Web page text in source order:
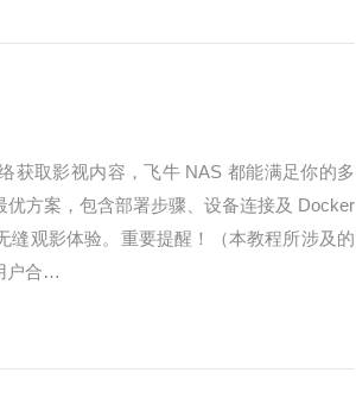
获取影视内容，飞牛 NAS 都能满足你的多
方案，包含部署步骤、设备连接及 Docker
缝观影体验。重要提醒！（本教程所涉及的
户合…